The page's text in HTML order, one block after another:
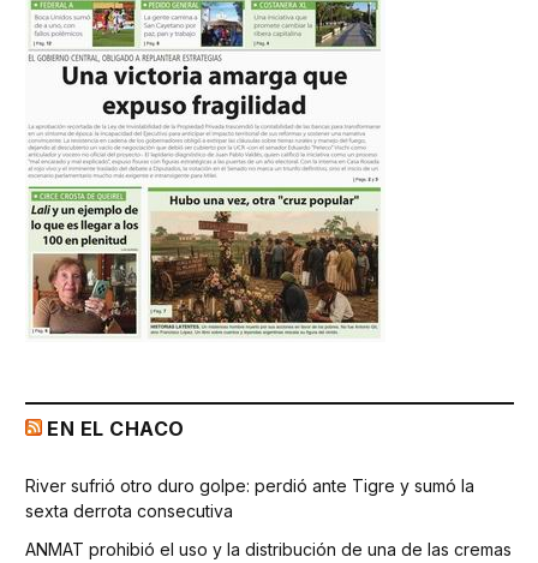
EN EL CHACO
River sufrió otro duro golpe: perdió ante Tigre y sumó la
sexta derrota consecutiva
ANMAT prohibió el uso y la distribución de una de las cremas